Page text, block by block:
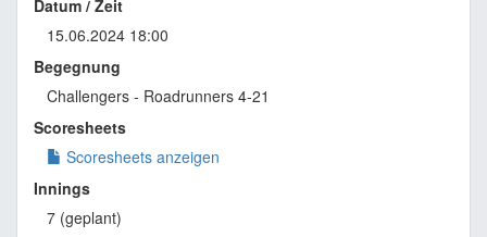
Datum / Zeit
15.06.2024 18:00
Begegnung
Challengers - Roadrunners 4-21
Scoresheets
Scoresheets anzeigen
Innings
7 (geplant)